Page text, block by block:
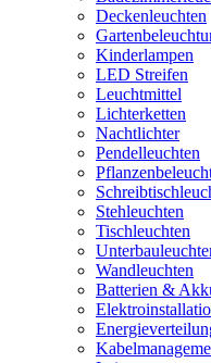
Deckenleuchten
Kinderlampen
LED Streifen
Leuchtmittel
Lichterketten
Nachtlichter
Pendelleuchten
Stehleuchten
Tischleuchten
Wandleuchten
Batterien &